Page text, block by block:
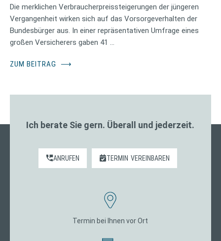
Die merklichen Verbraucherpreissteigerungen der jüngeren
Vergangenheit wirken sich auf das Vorsorgeverhalten der
Bundesbürger aus. In einer repräsentativen Umfrage eines
großen Versicherers gaben 41 …
ZUM BEITRAG ⟶
Ich berate Sie gern. Überall und jederzeit.
ANRUFEN TERMIN VEREINBAREN
Termin bei Ihnen vor Ort